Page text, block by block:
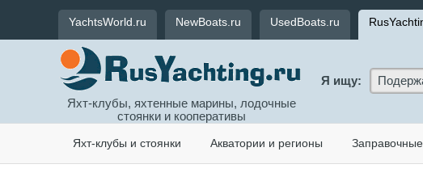
YachtsWorld.ru NewBoats.ru UsedBoats.ru
Яхт-клубы, яхтенные марины, лодочные
стоянки и кооперативы
Я ищу:
Яхт-клубы и стоянки Акватории и регионы